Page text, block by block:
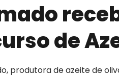
de
produtora de azeite de